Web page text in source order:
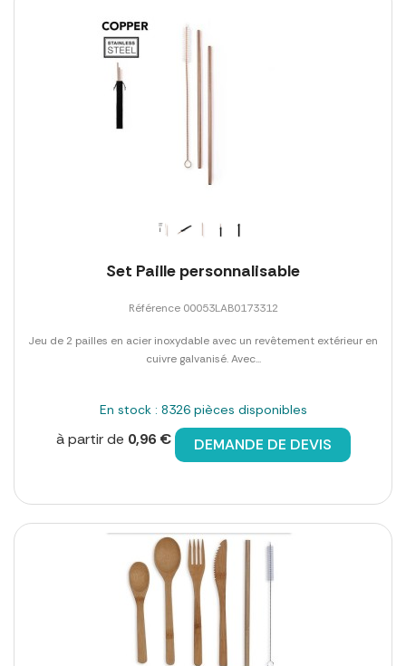
Set Paille personnalisable
Référence 00053LAB0173312
Jeu de 2 pailles en acier inoxydable avec un revêtement extérieur en
cuivre galvanisé. Avec...
En stock : 8326 pièces disponibles
à partir de 0,96 € DEMANDE DE DEVIS